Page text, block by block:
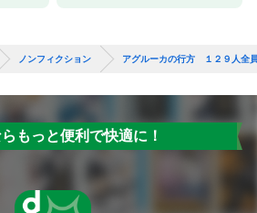
ノンフィクション アグルーカの行方 １２９人全
もっと便利で快適に！